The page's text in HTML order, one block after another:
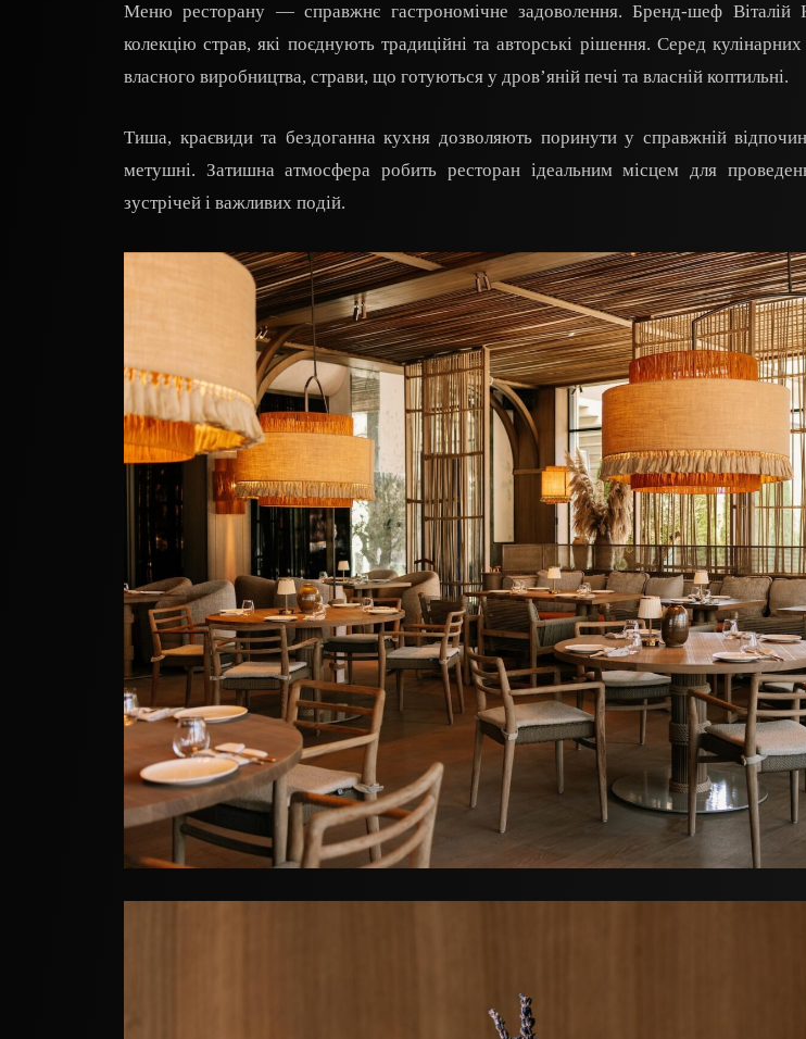
Меню ресторану — справжнє гастрономічне задоволення. Бренд-шеф Віталій
колекцію страв, які поєднують традиційні та авторські рішення. Серед
власного виробництва, страви, що готуються у дров’яній печі та власній коптильні.
Тиша, краєвиди та бездоганна кухня дозволяють поринути у справжній
метушні. Затишна атмосфера робить ресторан ідеальним місцем для
зустрічей і важливих подій.